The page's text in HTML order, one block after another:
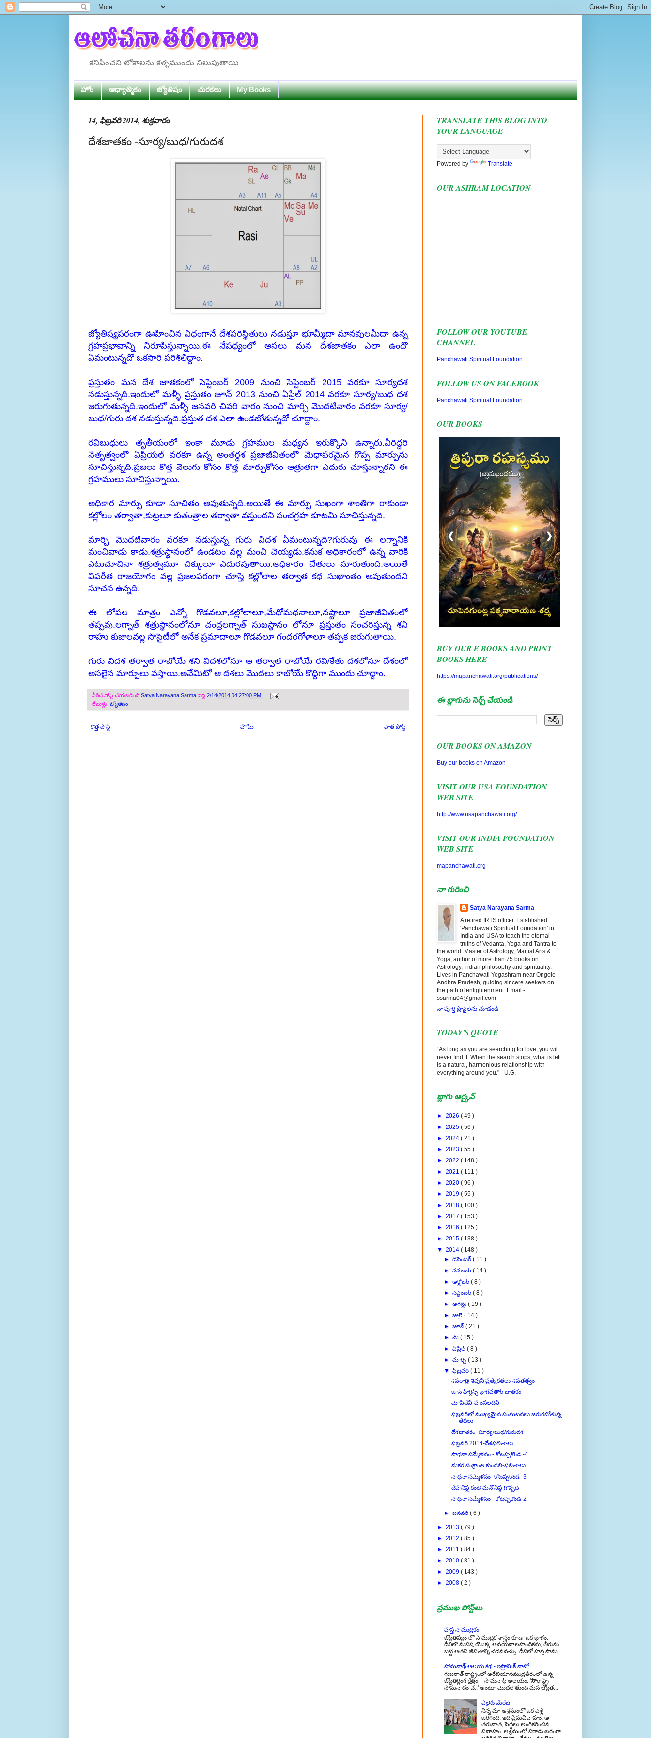
కనిపించని లోకాలను కళ్ళముందు నిలుపుతాయి
హోం ఆధ్యాత్మికం జ్యోతిషం చురకలు My Books
14, ఫిబ్రవరి 2014, శుక్రవారం
దేశజాతకం -సూర్య/బుధ/గురుదశ
జ్యోతిష్యపరంగా ఊహించిన విధంగానేదేశపరిస్థితులు నడుస్తూ భూమ్మీదా మానవులమీదా ఉన్న
గ్రహప్రభావాన్ని నిరూపిస్తున్నాయి.ఈ నేపధ్యంలో అసలు మన దేశజాతకం ఎలా ఉందొ
ఏమంటున్నదో ఒకసారి పరిశీలిద్దాం.
ప్రస్తుతం మన దేశ జాతకంలో సెప్టెంబర్ 2009 నుంచి సెప్టెంబర్ 2015 వరకూ సూర్యదశ
నడుస్తున్నది.ఇందులో మళ్ళీ ప్రస్తుతం జూన్ 2013 నుంచి ఏప్రిల్ 2014 వరకూ సూర్య/బుధ దశ
జరుగుతున్నది.ఇందులో మళ్ళీ జనవరి చివరి వారం నుంచి మార్చి మొదటివారం వరకూ సూర్య/
బుధ/గురు దశ నడుస్తున్నది.ప్రస్తుత దశ ఎలా ఉండబోతున్నదో చూద్దాం.
రవిబుధులు తృతీయంలో ఇంకా మూడు గ్రహముల మధ్యన ఇరుక్కొని ఉన్నారు.వీరిద్దరి
నేతృత్వంలో ఏప్రియల్ వరకూ ఉన్న అంతర్దశ ప్రజాజీవితంలో మేధాపరమైన గొప్ప మార్పును
సూచిస్తున్నది.ప్రజలు కొత్త వెలుగు కోసం కొత్త మార్పుకోసం ఆత్రుతగా ఎదురు చూస్తున్నారని ఈ
గ్రహములు సూచిస్తున్నాయి.
అధికార మార్పు కూడా సూచితం అవుతున్నది.అయితే ఈ మార్పు సుఖంగా శాంతిగా రాకుండా
కల్లోలం తర్వాతా,కుట్రలూ కుతంత్రాల తర్వాతా వస్తుందని పంచగ్రహ కూటమి సూచిస్తున్నది.
మార్చి మొదటివారం వరకూ నడుస్తున్న గురు విదశ ఏమంటున్నది?గురువు ఈ లగ్నానికి
మంచివాడు కాడు.శత్రుస్థానంలో ఉండటం వల్ల మంచి చెయ్యడు.కనుక అధికారంలో ఉన్న వారికి
ఎటుచూచినా శత్రుత్వమూ చిక్కులూ ఎదురవుతాయి.అధికారం చేతులు మారుతుంది.అయితే
విపరీత రాజయోగం వల్ల ప్రజలపరంగా చూస్తె కల్లోలాల తర్వాత కధ సుఖాంతం అవుతుందని
సూచన ఉన్నది.
ఈ లోపల మాత్రం ఎన్నో గొడవలూ,కల్లోలాలూ,మేధోమధనాలూ,నష్టాలూ ప్రజాజీవితంలో
తప్పవు.లగ్నాత్ శత్రుస్థానంలోనూ చంద్రలగ్నాత్ సుఖస్థానం లోనూ ప్రస్తుతం సంచరిస్తున్న శని
రాహు కుజులవల్ల సొసైటీలో అనేక ప్రమాదాలూ గొడవలూ గందరగోళాలూ తప్పక జరుగుతాయి.
గురు విదశ తర్వాత రాబోయే శని విదశలోనూ ఆ తర్వాత రాబోయే రవి/కేతు దశలోనూ దేశంలో
అసలైన మార్పులు వస్తాయి.అవేమిటో ఆ దశలు మొదలు కాబోయే కొద్దిగా ముందు చూద్దాం.
వీరిచే పోస్ట్ చేయబడింది Satya Narayana Sarma వద్ద 2/14/2014 04:27:00 PM
లేబుళ్లు: జ్యోతిషం
కొత్త పోస్ట్ పాత పోస్ట్
హోమ్
TRANSLATE THIS BLOG INTO
YOUR LANGUAGE
Powered by Translate
OUR ASHRAM LOCATION
FOLLOW OUR YOUTUBE
CHANNEL
Panchawati Spiritual Foundation
FOLLOW US ON FACEBOOK
Panchawati Spiritual Foundation
OUR BOOKS
❮ ❯
BUY OUR E BOOKS AND PRINT
BOOKS HERE
https://mapanchawati.org/publications/
ఈ బ్లాగును సెర్చ్ చేయండి
OUR BOOKS ON AMAZON
Buy our books on Amazon
VISIT OUR USA FOUNDATION
WEB SITE
http://www.usapanchawati.org/
VISIT OUR INDIA FOUNDATION
WEB SITE
mapanchawati.org
నా గురించి
Satya Narayana Sarma
A retired IRTS officer. Established
'Panchawati Spiritual Foundation' in
India and USA to teach the eternal
truths of Vedanta, Yoga and Tantra to
the world. Master of Astrology, Martial Arts &
Yoga, author of more than 75 books on
Astrology, Indian philosophy and spirituality.
Lives in Panchawati Yogashram near Ongole
Andhra Pradesh, guiding sincere seekers on
the path of enlightenment. Email -
ssarma04@gmail.com
నా పూర్తి ప్రొఫైల్‌ను చూడండి
TODAY'S QUOTE
“As long as you are searching for love, you will
never find it. When the search stops, what is left
is a natural, harmonious relationship with
everything around you." - U.G.
బ్లాగు ఆర్కైవ్
► 2026 ( 49 )
► 2025 ( 56 )
► 2024 ( 21 )
► 2023 ( 55 )
► 2022 ( 148 )
► 2021 ( 111 )
► 2020 ( 96 )
► 2019 ( 55 )
► 2018 ( 100 )
► 2017 ( 153 )
► 2016 ( 125 )
► 2015 ( 138 )
▼ 2014 ( 148 )
►డిసెంబర్( 11 )
►నవంబర్( 14 )
►అక్టోబర్( 8 )
►సెప్టెంబర్( 8 )
►ఆగస్టు( 19 )
►జులై( 14 )
►జూన్( 21 )
►మే( 15 )
►ఏప్రిల్( 8 )
►మార్చి( 13 )
▼ఫిబ్రవరి( 11 )
శివరాత్రి-శివుని ప్రత్యేకతలు-శివతత్త్వం
జాన్ హిగ్గిన్స్ భాగవతార్ జాతకం
మోపిదేవి-హంసలదీవి
ఫిబ్రవరిలో ముఖ్యమైన సంఘటనలు జరుగబోతున్న
తేదీలు
దేశజాతకం -సూర్య/బుధ/గురుదశ
ఫిబ్రవరి 2014-దేశఫలితాలు
సాధనా సమ్మేళనం - కోటప్పకొండ -4
మకర సంక్రాంతి కుండలి-ఫలితాలు
సాధనా సమ్మేళనం -కోటప్పకొండ -3
దేహనిష్ట కంటె మనోనిష్ఠ గొప్పది
సాధనా సమ్మేళనం - కోటప్పకొండ-2
►జనవరి( 6 )
► 2013 ( 79 )
► 2012 ( 85 )
► 2011 ( 84 )
► 2010 ( 81 )
► 2009 ( 143 )
► 2008 ( 2 )
ప్రముఖ పోస్ట్‌లు
హస్త సాముద్రికం
జ్యోతిష్యం లో సాముద్రిక శాస్త్రం కూడా ఒక భాగం.
దీనిలొ మనిషి యొక్క అవయవాలపొందికను, తీరును
బట్టి అతని జీవితాన్ని చదవవచ్చు. దీనిలో హస్త సామ...
సోమనాథ్ ఆలయ కథ - ఇస్లామిక్ నాటో
గుజరాత్ రాష్ట్రంలో అరేబియాసముద్రతీరంలో ఉన్న
జ్యోతిర్లింగ క్షేత్రం - సోమనాధ్ ఆలయం. 'సౌరాష్ట్రే
సోమనాథం చ..' అంటూ మొదలౌతుంది మన జ్యోత...
ఎలైట్ మేరేజ్
నిన్న మా ఆశ్రమంలో ఒక పెళ్లి
జరిగింది. ఇది ప్రేమవివాహం. ఆ
తరువాత, పెద్దలు అంగీకరించిన
వివాహం. ఆశ్రమంలో నిరాడంబరంగా